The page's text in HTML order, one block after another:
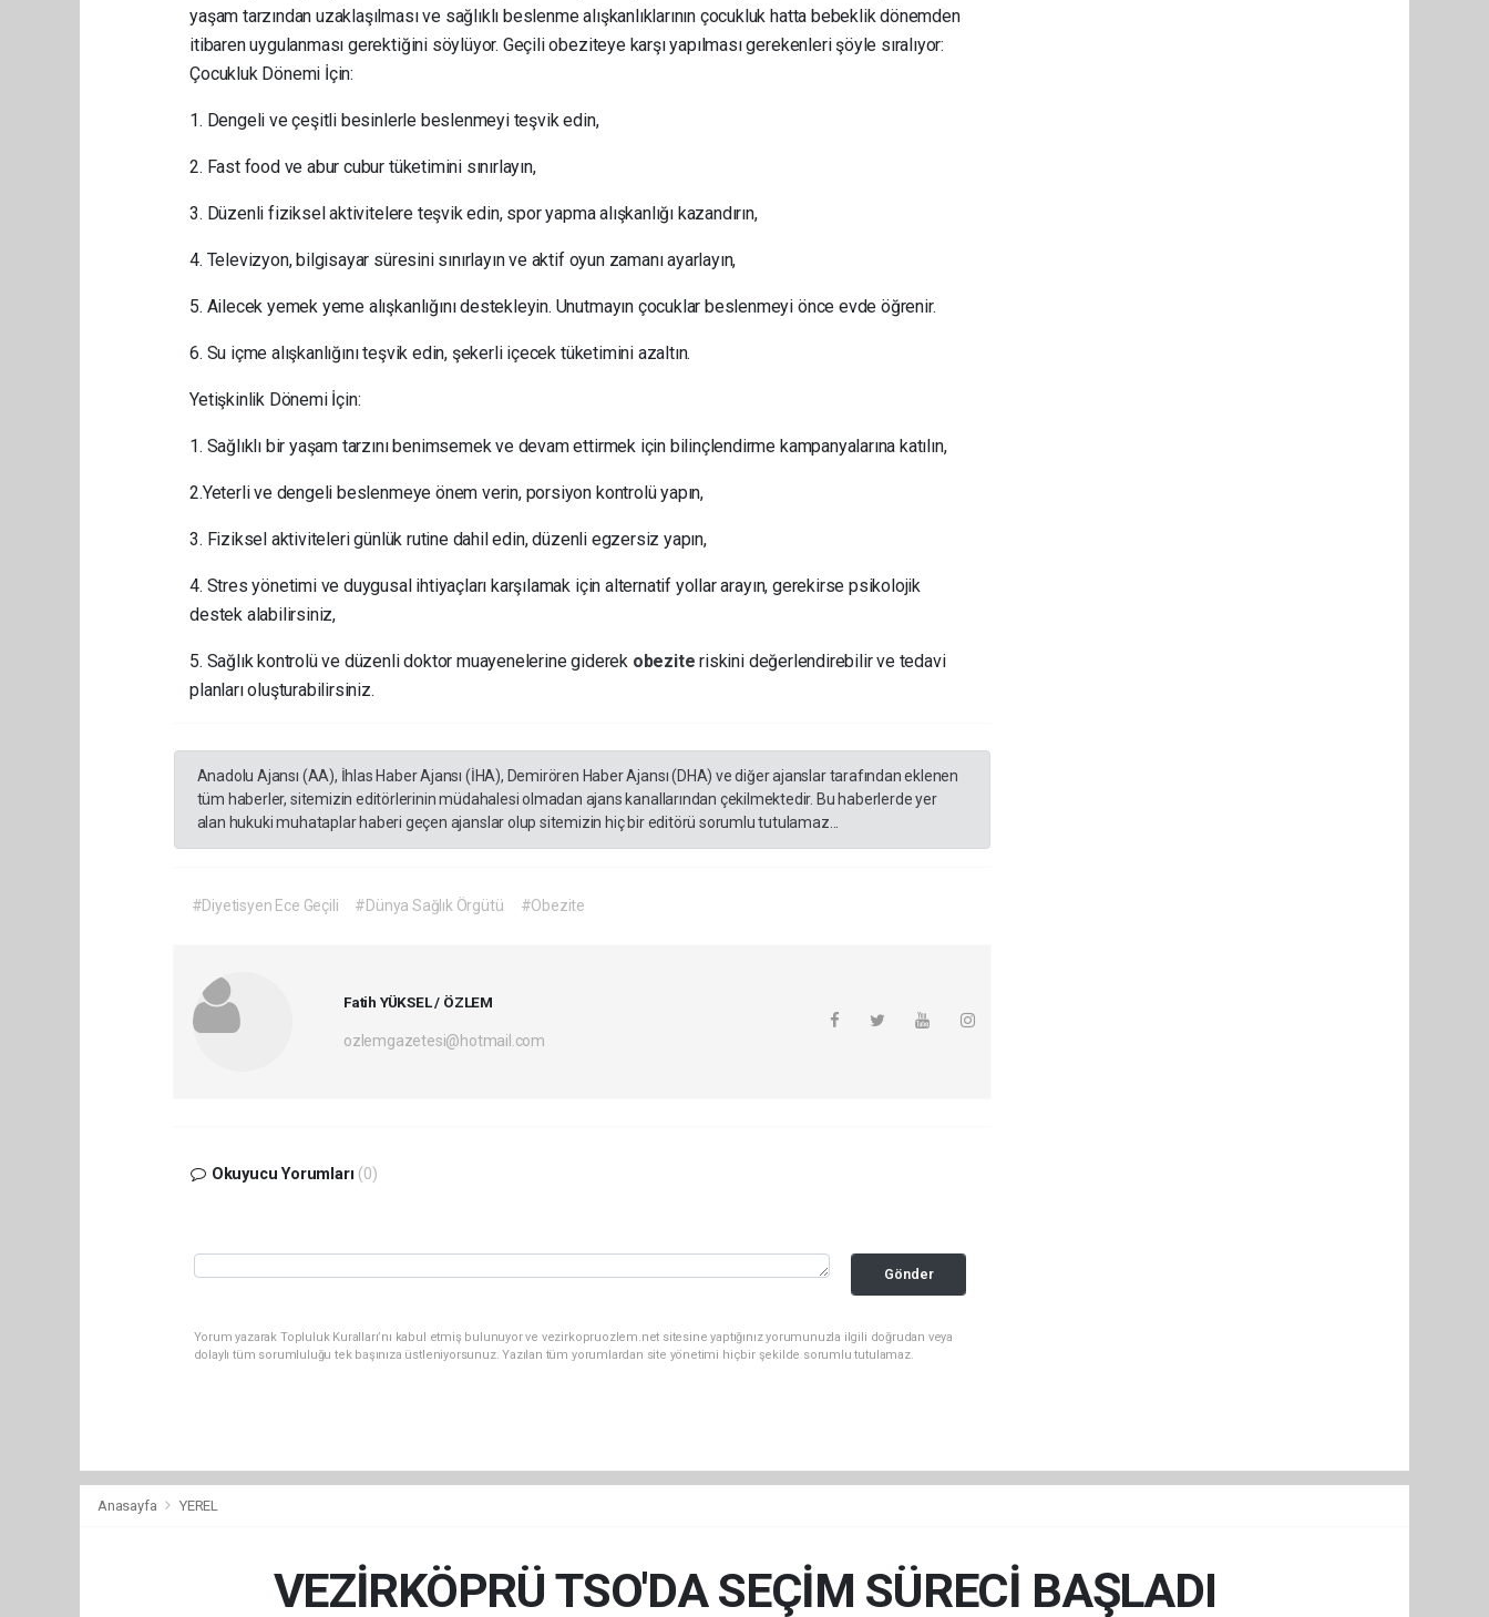
yaşam tarzından uzaklaşılması ve sağlıklı beslenme alışkanlıklarının çocukluk hatta bebeklik dönemden
itibaren uygulanması gerektiğini söylüyor. Geçili obeziteye karşı yapılması gerekenleri şöyle sıralıyor:
Çocukluk Dönemi İçin:
1. Dengeli ve çeşitli besinlerle beslenmeyi teşvik edin,
2. Fast food ve abur cubur tüketimini sınırlayın,
3. Düzenli fiziksel aktivitelere teşvik edin, spor yapma alışkanlığı kazandırın,
4. Televizyon, bilgisayar süresini sınırlayın ve aktif oyun zamanı ayarlayın,
5. Ailecek yemek yeme alışkanlığını destekleyin. Unutmayın çocuklar beslenmeyi önce evde öğrenir.
6. Su içme alışkanlığını teşvik edin, şekerli içecek tüketimini azaltın.
Yetişkinlik Dönemi İçin:
1. Sağlıklı bir yaşam tarzını benimsemek ve devam ettirmek için bilinçlendirme kampanyalarına katılın,
2.Yeterli ve dengeli beslenmeye önem verin, porsiyon kontrolü yapın,
3. Fiziksel aktiviteleri günlük rutine dahil edin, düzenli egzersiz yapın,
4. Stres yönetimi ve duygusal ihtiyaçları karşılamak için alternatif yollar arayın, gerekirse psikolojik
destek alabilirsiniz,
5. Sağlık kontrolü ve düzenli doktor muayenelerine giderek obeziteriskini değerlendirebilir ve tedavi
planları oluşturabilirsiniz.
Anadolu Ajansı (AA), İhlas Haber Ajansı (İHA), Demirören Haber Ajansı (DHA) ve diğer ajanslar tarafından eklenen
tüm haberler, sitemizin editörlerinin müdahalesi olmadan ajans kanallarından çekilmektedir. Bu haberlerde yer
alan hukuki muhataplar haberi geçen ajanslar olup sitemizin hiç bir editörü sorumlu tutulamaz...
#Diyetisyen Ece Geçili #Dünya Sağlık Örgütü #Obezite
Fatih YÜKSEL / ÖZLEM
ozlemgazetesi@hotmail.com
Okuyucu Yorumları (0)
Gönder
Yorum yazarak Topluluk Kuralları’nı kabul etmiş bulunuyor ve vezirkopruozlem.net sitesine yaptığınız yorumunuzla ilgili doğrudan veya
dolaylı tüm sorumluluğu tek başınıza üstleniyorsunuz. Yazılan tüm yorumlardan site yönetimi hiçbir şekilde sorumlu tutulamaz.
Anasayfa YEREL
VEZİRKÖPRÜ TSO'DA SEÇİM SÜRECİ BAŞLADI